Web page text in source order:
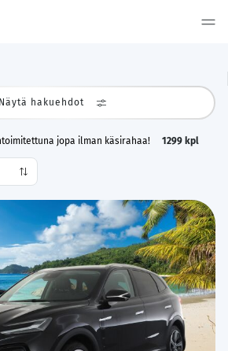
Näytä hakuehdot
jopa ilman käsirahaa! 1299 kpl